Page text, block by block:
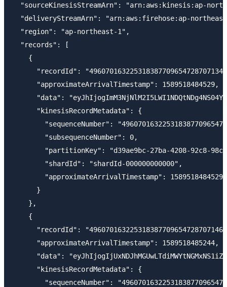
"sourceKinesisStreamArn": "arn:aws:kinesis:ap-
"deliveryStreamArn": "arn:aws:firehose:ap-
  "region": "ap-northeast-1",
  "records": [
    {
"recordId":
      "approximateArrivalTimestamp": 1589518484529,
"data":
      "kinesisRecordMetadata": {
"sequenceNumber":
        "subsequenceNumber": 0,
"partitionKey": "d39ae9bc-27ba-4208-92c8-
        "shardId": "shardId-000000000000",
        "approximateArrivalTimestamp": 1589518484529
      }
    },
    {
"recordId":
      "approximateArrivalTimestamp": 1589518485244,
"data":
      "kinesisRecordMetadata": {
"sequenceNumber":